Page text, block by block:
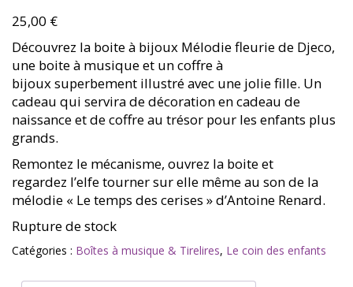
25,00 €
Découvrez la boite à bijoux Mélodie fleurie de Djeco,
une boite à musique et un coffre à
bijoux superbement illustré avec une jolie fille. Un
cadeau qui servira de décoration en cadeau de
naissance et de coffre au trésor pour les enfants plus
grands.
Remontez le mécanisme, ouvrez la boite et
regardez l’elfe tourner sur elle même au son de la
mélodie « Le temps des cerises » d’Antoine Renard.
Rupture de stock
Catégories : Boîtes à musique & Tirelires, Le coin des enfants